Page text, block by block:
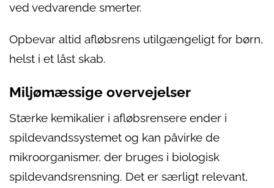
ved vedvarende smerter.
Opbevar altid afløbsrens utilgængeligt for børn,
helst i et låst skab.
Miljømæssige overvejelser
Stærke kemikalier i afløbsrensere ender i
spildevandssystemet og kan påvirke de
mikroorganismer, der bruges i biologisk
spildevandsrensning. Det er særligt relevant,